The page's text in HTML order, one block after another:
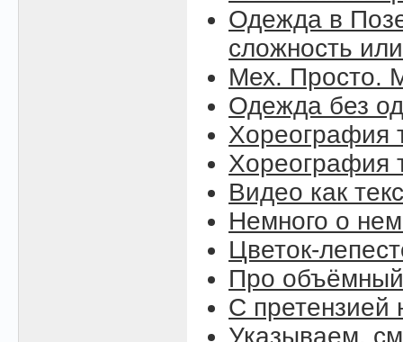
Одежда в
сложность
Мех. Просто.
Одежда без
Хореография
Хореография
Видео как
Немного о
Цветок-
Про
С претензией
Указываем,